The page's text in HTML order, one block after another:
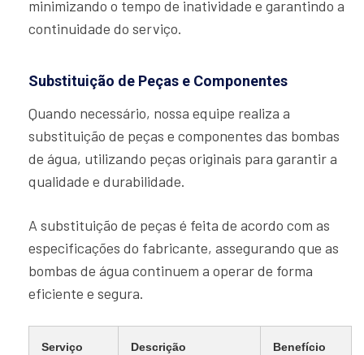
minimizando o tempo de inatividade e garantindo a
continuidade do serviço.
Substituição de Peças e Componentes
Quando necessário, nossa equipe realiza a
substituição de peças e componentes das bombas
de água, utilizando peças originais para garantir a
qualidade e durabilidade.
A substituição de peças é feita de acordo com as
especificações do fabricante, assegurando que as
bombas de água continuem a operar de forma
eficiente e segura.
Serviço Descrição Benefício